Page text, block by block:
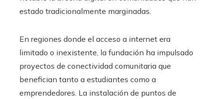
estado tradicionalmente marginadas.
En regiones donde el acceso a internet era
limitado o inexistente, la fundación ha impulsado
proyectos de conectividad comunitaria que
benefician tanto a estudiantes como a
emprendedores. La instalación de puntos de